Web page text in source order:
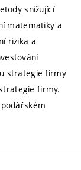
snižující
matematiky a
rizika a
strategie firmy
firmy.